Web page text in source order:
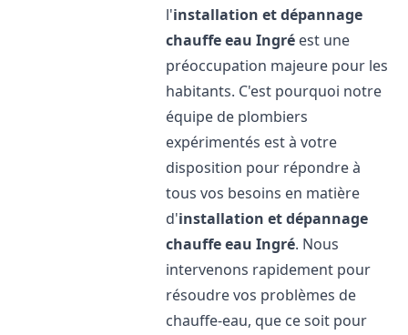
l'installation et dépannage
chauffe eau Ingré est une
préoccupation majeure pour les
habitants. C'est pourquoi notre
équipe de plombiers
expérimentés est à votre
disposition pour répondre à
tous vos besoins en matière
d'installation et dépannage
chauffe eau Ingré. Nous
intervenons rapidement pour
résoudre vos problèmes de
chauffe-eau, que ce soit pour